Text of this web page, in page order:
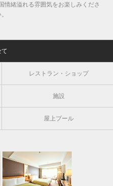
情緒溢れる雰囲気をお楽しみくださ
て
レストラン・ショップ
施設
屋上プール